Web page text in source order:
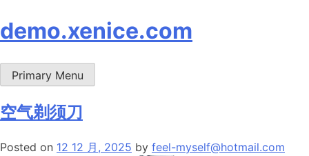
Skip
to
demo.xenice.com
Primary Menu
空气剃须刀
Posted on 12 12 月, 2025 by feel-myself@hotmail.com